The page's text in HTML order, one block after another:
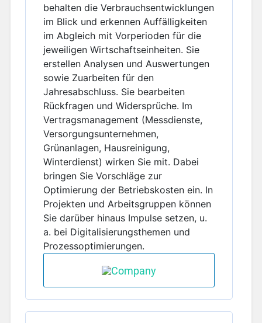
behalten die Verbrauchsentwicklungen
im Blick und erkennen Auffälligkeiten
im Abgleich mit Vorperioden für die
jeweiligen Wirtschaftseinheiten. Sie
erstellen Analysen und Auswertungen
sowie Zuarbeiten für den
Jahresabschluss. Sie bearbeiten
Rückfragen und Widersprüche. Im
Vertragsmanagement (Messdienste,
Versorgungsunternehmen,
Grünanlagen, Hausreinigung,
Winterdienst) wirken Sie mit. Dabei
bringen Sie Vorschläge zur
Optimierung der Betriebskosten ein. In
Projekten und Arbeitsgruppen können
Sie darüber hinaus Impulse setzen, u.
a. bei Digitalisierungsthemen und
Prozessoptimierungen.